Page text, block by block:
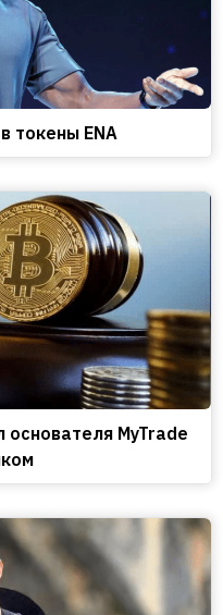
токены ENA
MyTrade